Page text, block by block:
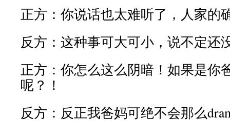
正方：你说话也太难听了，人家的
反方：这种事可大可小，说不定
正方：你怎么这么阴暗！如果是你
呢？！
反方：反正我爸妈可绝不会那么